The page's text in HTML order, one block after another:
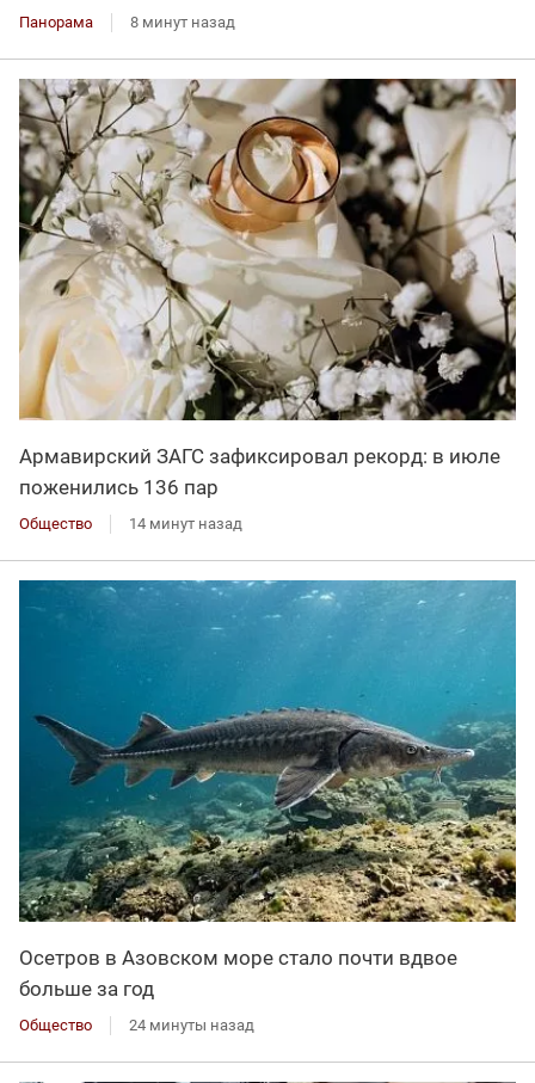
Панорама 8 минут назад
Армавирский ЗАГС зафиксировал рекорд: в июле
поженились 136 пар
Общество 14 минут назад
Осетров в Азовском море стало почти вдвое
больше за год
Общество 24 минуты назад